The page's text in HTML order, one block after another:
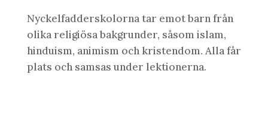
Nyckelfadderskolorna tar emot barn från
olika religiösa bakgrunder, såsom islam,
hinduism, animism och kristendom. Alla får
plats och samsas under lektionerna.